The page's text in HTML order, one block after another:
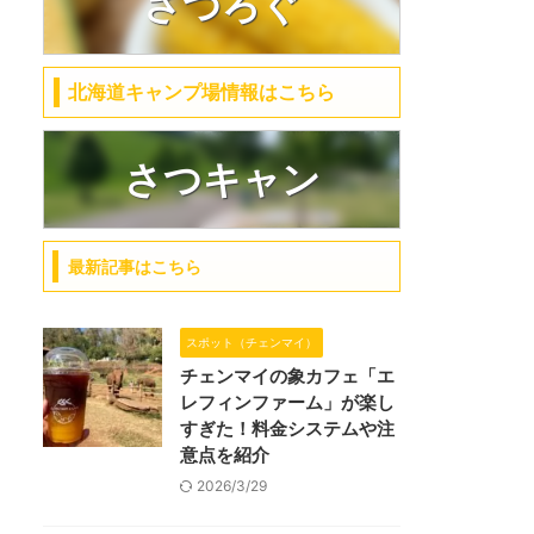
北海道キャンプ場情報はこちら
さつキャン
最新記事はこちら
スポット（チェンマイ）
チェンマイの象カフェ「エ
レフィンファーム」が楽し
すぎた！料金システムや注
意点を紹介
2026/3/29